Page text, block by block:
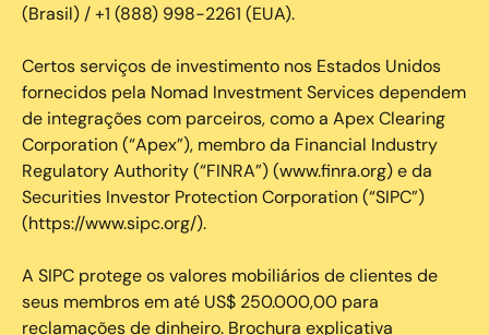
(Brasil) / +1 (888) 998-2261 (EUA).
Certos serviços de investimento nos Estados Unidos
fornecidos pela Nomad Investment Services dependem
de integrações com parceiros, como a Apex Clearing
Corporation (“Apex”), membro da Financial Industry
Regulatory Authority (“FINRA”) (www.finra.org) e da
Securities Investor Protection Corporation (“SIPC”)
(https://www.sipc.org/).
A SIPC protege os valores mobiliários de clientes de
seus membros em até US$ 250.000,00 para
reclamações de dinheiro. Brochura explicativa